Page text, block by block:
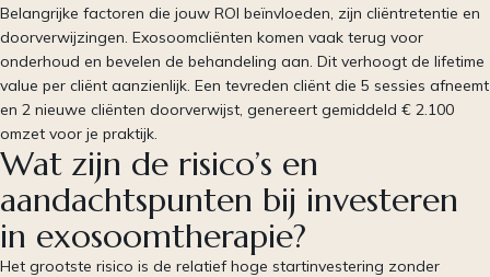
Belangrijke factoren die jouw ROI beïnvloeden, zijn cliëntretentie en
doorverwijzingen. Exosoomcliënten komen vaak terug voor
onderhoud en bevelen de behandeling aan. Dit verhoogt de lifetime
value per cliënt aanzienlijk. Een tevreden cliënt die 5 sessies afneemt
en 2 nieuwe cliënten doorverwijst, genereert gemiddeld € 2.100
omzet voor je praktijk.
Wat zijn de risico’s en
aandachtspunten bij investeren
in exosoomtherapie?
Het grootste risico is de relatief hoge startinvestering zonder